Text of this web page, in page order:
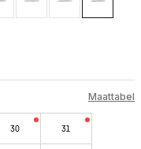
Maattabel
30 31